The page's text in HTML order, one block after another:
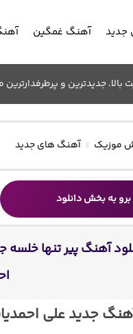
جدید آهنگ غمگین
جدیدترین و
موزیک آهنگ های جدید
برو به بخش دانلود
آهنگ پیر تنها خلسه
جدید علی